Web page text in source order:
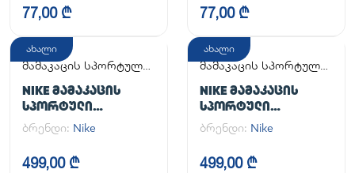
77,00 ₾ 77,00 ₾
ახალი
მამაკაცის სპორტული
NIKE ᲛᲐᲛᲐᲙᲐᲪᲘᲡ
ᲡᲞᲝᲠᲢᲣᲚᲘ
ᲤᲔᲮᲡᲐᲪᲛᲔᲚᲘ AIR
FORCE 1 '07
ბრენდი: Nike
499,00 ₾
ახალი
მამაკაცის სპორტული
NIKE ᲛᲐᲛᲐᲙᲐᲪᲘᲡ
ᲡᲞᲝᲠᲢᲣᲚᲘ
ᲤᲔᲮᲡᲐᲪᲛᲔᲚᲘ AIR
FORCE 1 '07
ბრენდი: Nike
499,00 ₾